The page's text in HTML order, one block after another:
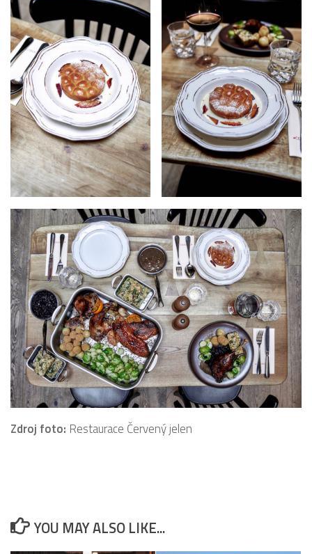
Zdroj foto: Restaurace Červený jelen
YOU MAY ALSO LIKE...